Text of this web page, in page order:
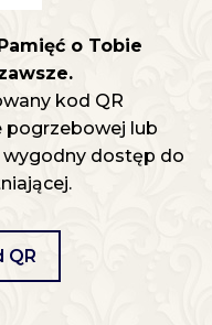
o Tobie
kod QR
pogrzebowej lub
dostęp do
QR